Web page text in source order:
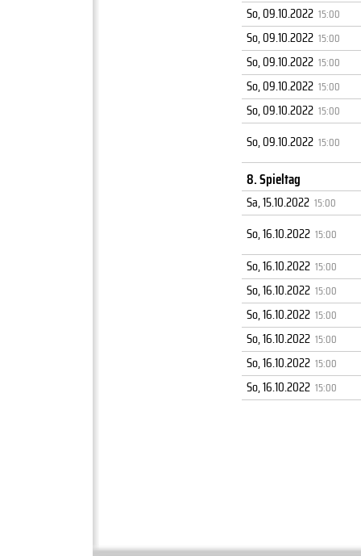
So, 09.10.2022 15:00
So, 09.10.2022 15:00
So, 09.10.2022 15:00
So, 09.10.2022 15:00
So, 09.10.2022 15:00
So, 09.10.2022 15:00
8. Spieltag
Sa, 15.10.2022 15:00
So, 16.10.2022 15:00
So, 16.10.2022 15:00
So, 16.10.2022 15:00
So, 16.10.2022 15:00
So, 16.10.2022 15:00
So, 16.10.2022 15:00
So, 16.10.2022 15:00